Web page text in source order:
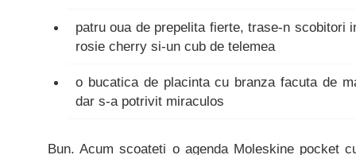
patru oua de prepelita fierte, trase-n scobitori
rosie cherry si-un cub de telemea
o bucatica de placinta cu branza facuta de
dar s-a potrivit miraculos
Bun. Acum scoateti o agenda Moleskine pocket